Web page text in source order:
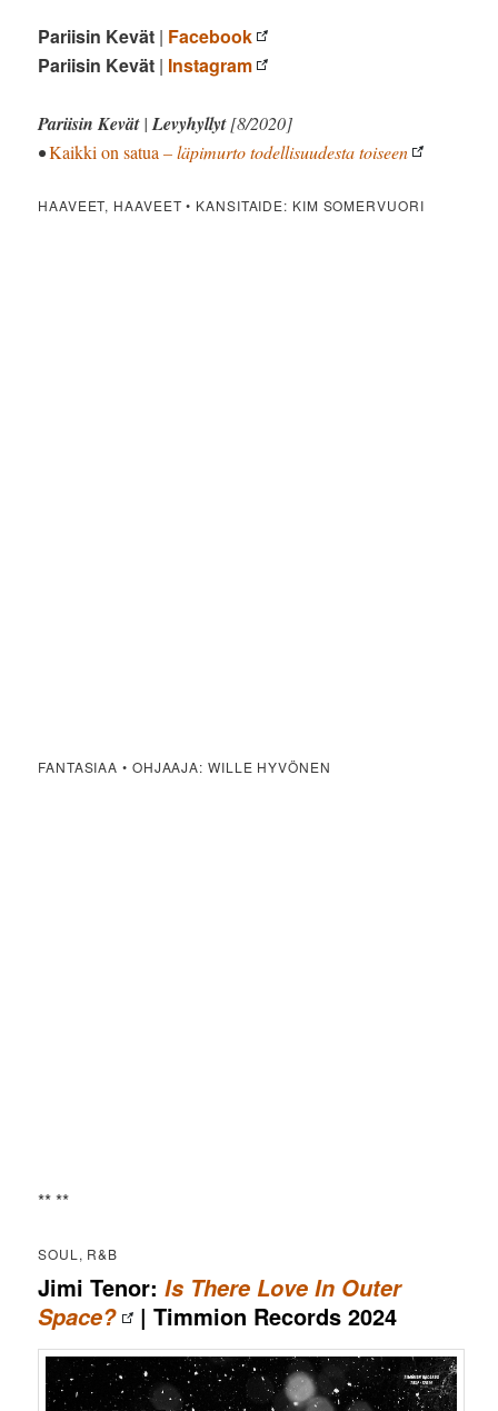
Pariisin Kevät | Facebook
Pariisin Kevät | Instagram
Pariisin Kevät|Levyhyllyt[8/2020]
•Kaikki on satua – läpimurto todellisuudesta toiseen
HAAVEET, HAAVEET • KANSITAIDE: KIM SOMERVUORI
FANTASIAA • OHJAAJA: WILLE HYVÖNEN
** **
SOUL, R&B
Jimi Tenor:Is There Love In Outer
Space?
| Timmion Records 2024